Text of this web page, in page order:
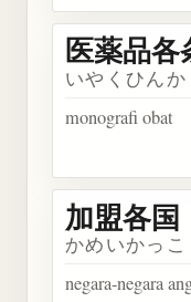
医薬品各
いやくひんか
monografi obat
加盟各国
かめいかっこ
negara-negara